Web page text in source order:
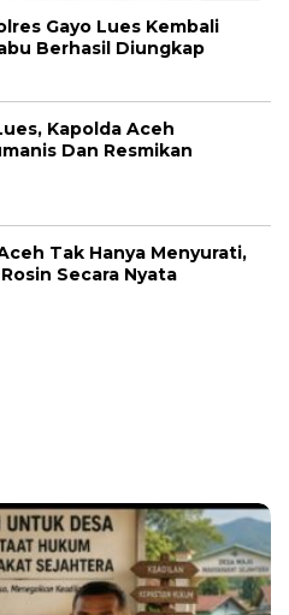
Gayo Lues Kembali
Berhasil Diungkap
Kapolda Aceh
Dan Resmikan
Tak Hanya Menyurati,
Secara Nyata